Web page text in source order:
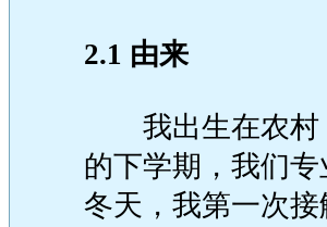
2.1 由来
我出生在农村，
的下学期，我们
冬天，我第一次